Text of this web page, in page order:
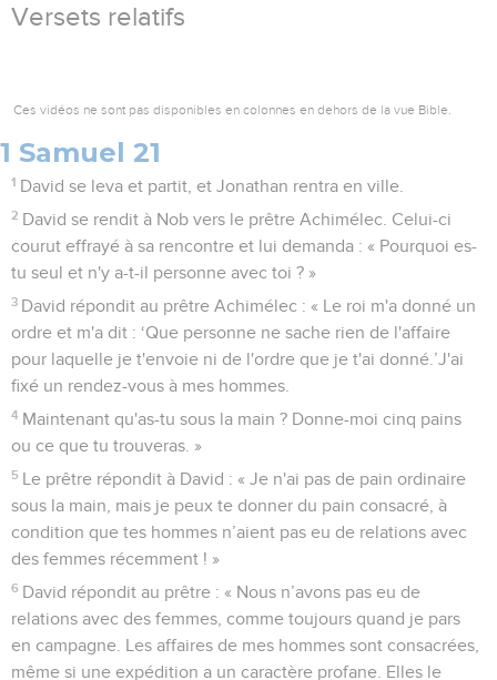
Versets relatifs
Ces vidéos ne sont pas disponibles en colonnes en dehors de la vue Bible.
1 Samuel 21
1 David se leva et partit, et Jonathan rentra en ville.
2 David se rendit à Nob vers le prêtre Achimélec. Celui-ci
courut effrayé à sa rencontre et lui demanda : « Pourquoi es-
tu seul et n'y a-t-il personne avec toi ? »
3 David répondit au prêtre Achimélec : « Le roi m'a donné un
ordre et m'a dit : ‘Que personne ne sache rien de l'affaire
pour laquelle je t'envoie ni de l'ordre que je t'ai donné.’J'ai
fixé un rendez-vous à mes hommes.
4 Maintenant qu'as-tu sous la main ? Donne-moi cinq pains
ou ce que tu trouveras. »
5
Le prêtre répondit à David : « Je n'ai pas de pain ordinaire
sous la main, mais je peux te donner du pain consacré, à
condition que tes hommes n’aient pas eu de relations avec
des femmes récemment ! »
6 David répondit au prêtre : « Nous n’avons pas eu de
relations avec des femmes, comme toujours quand je pars
en campagne. Les affaires de mes hommes sont consacrées,
même si une expédition a un caractère profane. Elles le